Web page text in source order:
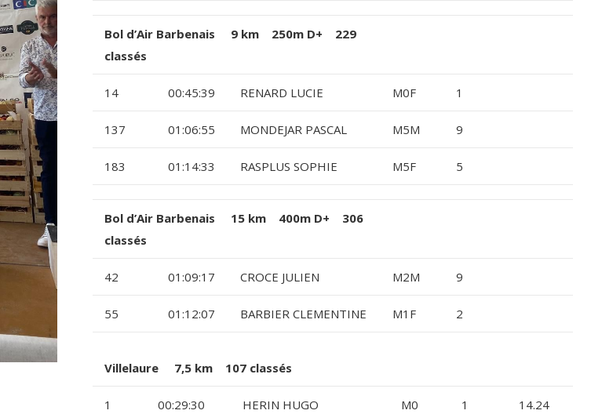
Bol d’Air Barbenais 9 km 250m D+ 229
classés
14 00:45:39 RENARD LUCIE M0F 1
137 01:06:55 MONDEJAR PASCAL M5M 9
183 01:14:33 RASPLUS SOPHIE M5F 5
Bol d’Air Barbenais 15 km 400m D+ 306
classés
42 01:09:17 CROCE JULIEN M2M 9
55 01:12:07 BARBIER CLEMENTINE M1F 2
Villelaure 7,5 km 107 classés
1 00:29:30 HERIN HUGO M0 1 14.24